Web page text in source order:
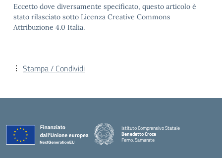
Eccetto dove diversamente specificato, questo articolo è
stato rilasciato sotto Licenza Creative Commons
Attribuzione 4.0 Italia.
Stampa / Condividi
Istituto Comprensivo Statale
Benedetto Croce
Ferno, Samarate